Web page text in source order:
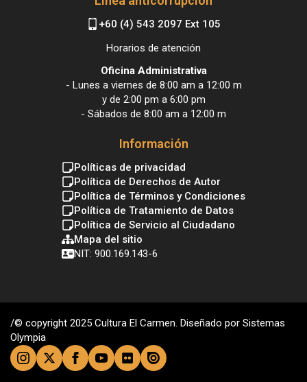
+60 (4) 543 2097 Ext 105
Horarios de atención
Oficina Administrativa
- Lunes a viernes de 8:00 am a 12:00 m
y de 2:00 pm a 6:00 pm
- Sábados de 8:00 am a 12:00 m
Información
Políticas de privacidad
Política de Derechos de Autor
Política de Términos y Condiciones
Política de Tratamiento de Datos
Política de Servicio al Ciudadano
Mapa del sitio
NIT: 900.169.143-6
/© copyright 2025 Cultura El Carmen. Diseñado por Sistemas
Olympia